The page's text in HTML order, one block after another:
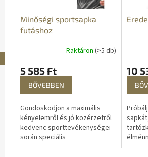
Minőségi sportsapka
futáshoz
Raktáron (>5 db)
5 585 Ft
BŐVEBBEN
Gondoskodjon a maximális
kényelemről és jó közérzetről
kedvenc sporttevékenységei
során speciális
10